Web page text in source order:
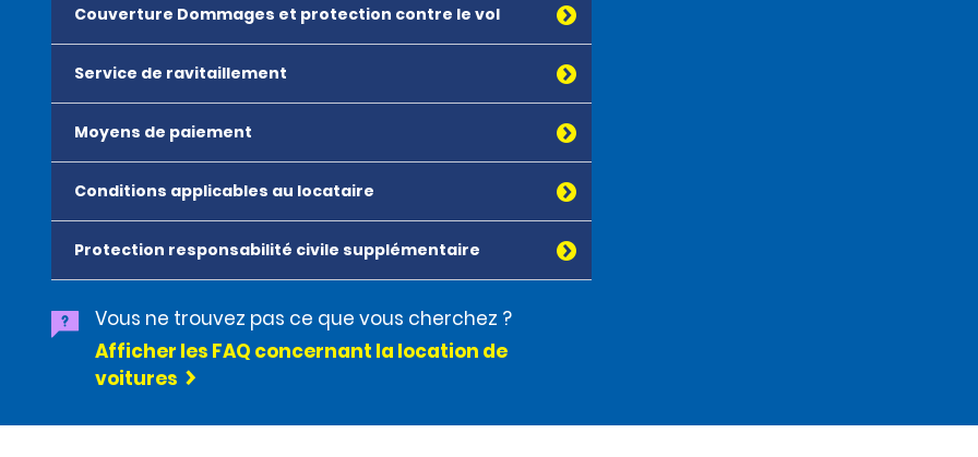
Couverture Dommages et protection contre le vol
Service de ravitaillement
Moyens de paiement
Conditions applicables au locataire
Protection responsabilité civile supplémentaire
Vous ne trouvez pas ce que vous cherchez ?
Afficher les FAQ concernant la location de
voitures